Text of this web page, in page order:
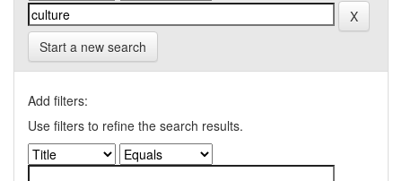
Start a new search
Add filters:
Use filters to refine the search results.